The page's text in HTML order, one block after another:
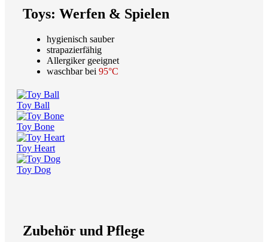
Toys: Werfen & Spielen
hygienisch sauber
strapazierfähig
Allergiker geeignet
waschbar bei 95°C
Toy Ball
Toy Bone
Toy Heart
Toy Dog
Zubehör und Pflege